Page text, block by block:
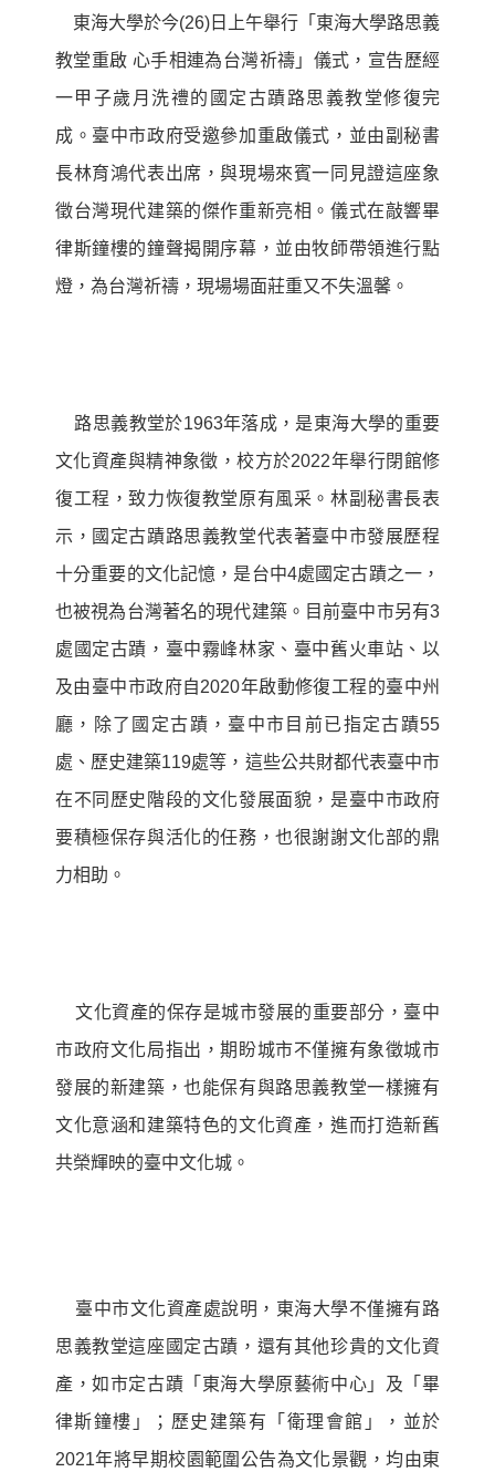
東海大學於今(26)日上午舉行「東海大學路思義
教堂重啟 心手相連為台灣祈禱」儀式，宣告歷經
一甲子歲月洗禮的國定古蹟路思義教堂修復完
成。臺中市政府受邀參加重啟儀式，並由副秘書
長林育鴻代表出席，與現場來賓一同見證這座象
徵台灣現代建築的傑作重新亮相。儀式在敲響畢
律斯鐘樓的鐘聲揭開序幕，並由牧師帶領進行點
燈，為台灣祈禱，現場場面莊重又不失溫馨。
路思義教堂於1963年落成，是東海大學的重要
文化資產與精神象徵，校方於2022年舉行閉館修
復工程，致力恢復教堂原有風采。林副秘書長表
示，國定古蹟路思義教堂代表著臺中市發展歷程
十分重要的文化記憶，是台中4處國定古蹟之一，
也被視為台灣著名的現代建築。目前臺中市另有3
處國定古蹟，臺中霧峰林家、臺中舊火車站、以
及由臺中市政府自2020年啟動修復工程的臺中州
廳，除了國定古蹟，臺中市目前已指定古蹟55
處、歷史建築119處等，這些公共財都代表臺中市
在不同歷史階段的文化發展面貌，是臺中市政府
要積極保存與活化的任務，也很謝謝文化部的鼎
力相助。
文化資產的保存是城市發展的重要部分，臺中
市政府文化局指出，期盼城市不僅擁有象徵城市
發展的新建築，也能保有與路思義教堂一樣擁有
文化意涵和建築特色的文化資產，進而打造新舊
共榮輝映的臺中文化城。
臺中市文化資產處說明，東海大學不僅擁有路
思義教堂這座國定古蹟，還有其他珍貴的文化資
產，如市定古蹟「東海大學原藝術中心」及「畢
律斯鐘樓」；歷史建築有「衛理會館」，並於
2021年將早期校園範圍公告為文化景觀，均由東